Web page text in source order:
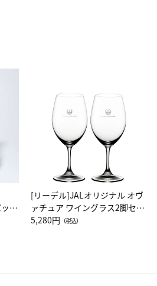
グ
[リーデル]JALオリジナル オヴ
ァチュア ワイングラス2脚セッ
ト（レッドワイン）
5,280円 （税込）